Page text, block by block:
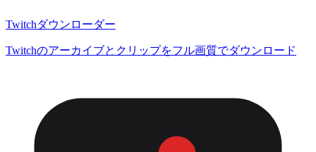
Twitchダウンローダー
Twitchのアーカイブとクリップをフル画質でダウンロード